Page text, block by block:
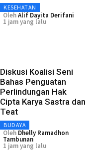
KESEHATAN
OlehAlif Dayita Derifani
1 jam yang lalu
Diskusi Koalisi Seni
Bahas Penguatan
Perlindungan Hak
Cipta Karya Sastra dan
Teat
BUDAYA
Oleh Dhelly Ramadhon
Tambunan
1 jam yang lalu